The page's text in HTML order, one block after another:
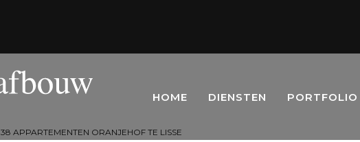
HOME DIENSTEN PORTFOLIO
38 APPARTEMENTEN ORANJEHOF TE LISSE